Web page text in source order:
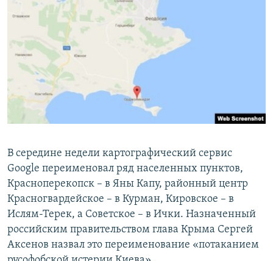
В середине недели картографический сервис
Google переименовал ряд населенных пунктов,
Красноперекопск – в Яны Капу, районный центр
Красногвардейское – в Курман, Кировское – в
Ислям-Терек, а Советское – в Ички. Назначенный
российским правительством глава Крыма Сергей
Аксенов назвал это переименование «потаканием